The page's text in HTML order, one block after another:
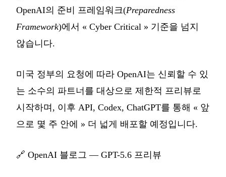
OpenAI의 준비 프레임워크(Preparedness
Framework)에서 « Cyber Critical » 기준을 넘지
않습니다.
미국 정부의 요청에 따라 OpenAI는 신뢰할 수 있
는 소수의 파트너를 대상으로 제한적 프리뷰로
시작하며, 이후 API, Codex, ChatGPT를 통해 « 앞
으로 몇 주 안에 » 더 넓게 배포할 예정입니다.
🔗 OpenAI 블로그 — GPT-5.6 프리뷰